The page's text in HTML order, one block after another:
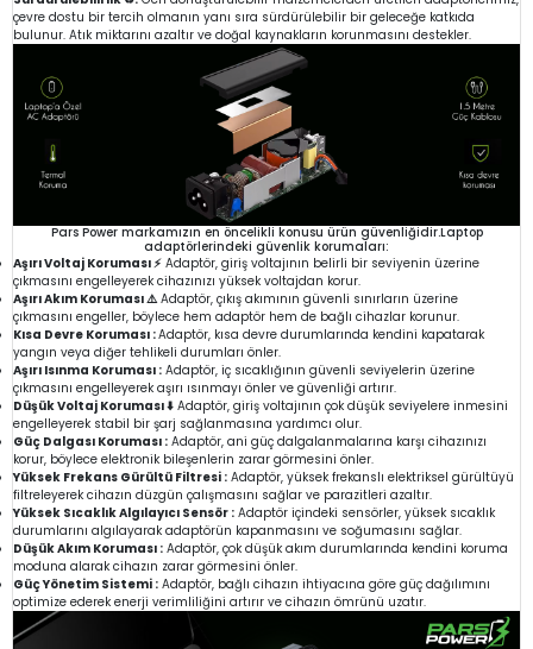
çevre dostu bir tercih olmanın yanı sıra sürdürülebilir bir geleceğe katkıda
bulunur. Atık miktarını azaltır ve doğal kaynakların korunmasını destekler.
Pars Power markamızın en öncelikli konusu ürün güvenliğidir.Laptop
adaptörlerindeki güvenlik korumaları:
Aşırı Voltaj Koruması ⚡ Adaptör, giriş voltajının belirli bir seviyenin üzerine
çıkmasını engelleyerek cihazınızı yüksek voltajdan korur.
Aşırı Akım Koruması ⚠️Adaptör, çıkış akımının güvenli sınırların üzerine
çıkmasını engeller, böylece hem adaptör hem de bağlı cihazlar korunur.
Kısa Devre Koruması :Adaptör, kısa devre durumlarında kendini kapatarak
yangın veya diğer tehlikeli durumları önler.
Aşırı Isınma Koruması : Adaptör, iç sıcaklığının güvenli seviyelerin üzerine
çıkmasını engelleyerek aşırı ısınmayı önler ve güvenliği artırır.
Düşük Voltaj Koruması ⬇️ Adaptör, giriş voltajının çok düşük seviyelere inmesini
engelleyerek stabil bir şarj sağlanmasına yardımcı olur.
Güç Dalgası Koruması : Adaptör, ani güç dalgalanmalarına karşı cihazınızı
korur, böylece elektronik bileşenlerin zarar görmesini önler.
Yüksek Frekans Gürültü Filtresi : Adaptör, yüksek frekanslı elektriksel gürültüyü
filtreleyerek cihazın düzgün çalışmasını sağlar ve parazitleri azaltır.
Yüksek Sıcaklık Algılayıcı Sensör : Adaptör içindeki sensörler, yüksek sıcaklık
durumlarını algılayarak adaptörün kapanmasını ve soğumasını sağlar.
Düşük Akım Koruması : Adaptör, çok düşük akım durumlarında kendini koruma
moduna alarak cihazın zarar görmesini önler.
Güç Yönetim Sistemi : Adaptör, bağlı cihazın ihtiyacına göre güç dağılımını
optimize ederek enerji verimliliğini artırır ve cihazın ömrünü uzatır.